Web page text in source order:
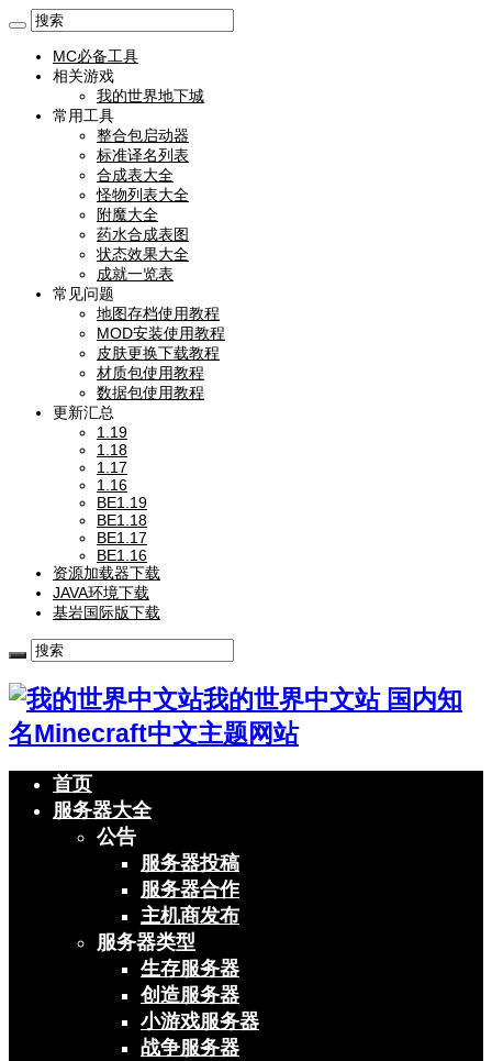
MC必备工具
相关游戏
我的世界地下城
常用工具
整合包启动器
标准译名列表
合成表大全
怪物列表大全
附魔大全
药水合成表图
状态效果大全
成就一览表
常见问题
地图存档使用教程
MOD安装使用教程
皮肤更换下载教程
材质包使用教程
数据包使用教程
更新汇总
1.19
1.18
1.17
1.16
BE1.19
BE1.18
BE1.17
BE1.16
资源加载器下载
JAVA环境下载
基岩国际版下载
我的世界中文站 国内知
名Minecraft中文主题网站
首页
服务器大全
公告
服务器投稿
服务器合作
主机商发布
服务器类型
生存服务器
创造服务器
小游戏服务器
战争服务器